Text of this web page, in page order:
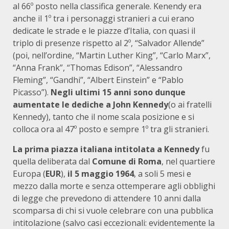
al 66º posto nella classifica generale. Kenendy era
anche il 1º tra i personaggi stranieri a cui erano
dedicate le strade e le piazze d’Italia, con quasi il
triplo di presenze rispetto al 2º, “Salvador Allende”
(poi, nell’ordine, “Martin Luther King”, “Carlo Marx”,
“Anna Frank”, “Thomas Edison”, “Alessandro
Fleming”, “Gandhi”, “Albert Einstein” e “Pablo
Picasso”). Negli ultimi 15 anni sono dunque
aumentate le dediche a John Kennedy(o ai fratelli
Kennedy), tanto che il nome scala posizione e si
colloca ora al 47º posto e sempre 1º tra gli stranieri.
La prima piazza italiana intitolata a Kennedyfu
quella deliberata dal Comune di Roma, nel quartiere
Europa (EUR), il 5 maggio 1964, a soli 5 mesi e
mezzo dalla morte e senza ottemperare agli obblighi
di legge che prevedono di attendere 10 anni dalla
scomparsa di chi si vuole celebrare con una pubblica
intitolazione (salvo casi eccezionali: evidentemente la